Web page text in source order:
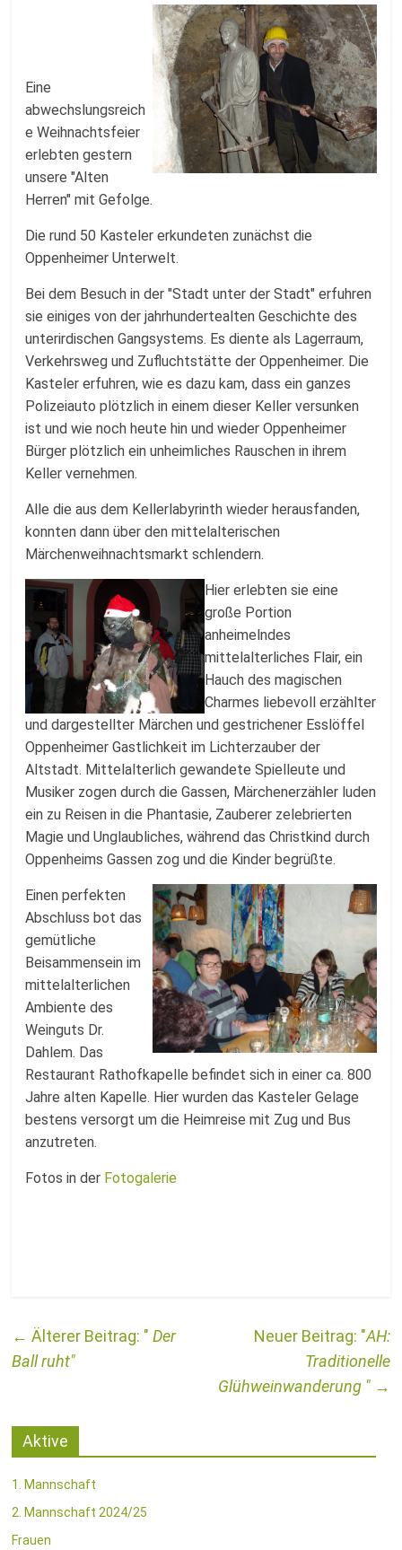
Eine
abwechslungsreich
e Weihnachtsfeier
erlebten gestern
unsere "Alten
Herren" mit Gefolge.
Die rund 50 Kasteler erkundeten zunächst die
Oppenheimer Unterwelt.
Bei dem Besuch in der "Stadt unter der Stadt" erfuhren
sie einiges von der jahrhundertealten Geschichte des
unterirdischen Gangsystems. Es diente als Lagerraum,
Verkehrsweg und Zufluchtstätte der Oppenheimer. Die
Kasteler erfuhren, wie es dazu kam, dass ein ganzes
Polizeiauto plötzlich in einem dieser Keller versunken
ist und wie noch heute hin und wieder Oppenheimer
Bürger plötzlich ein unheimliches Rauschen in ihrem
Keller vernehmen.
Alle die aus dem Kellerlabyrinth wieder herausfanden,
konnten dann über den mittelalterischen
Märchenweihnachtsmarkt schlendern.
Hier erlebten sie eine
große Portion
anheimelndes
mittelalterliches Flair, ein
Hauch des magischen
Charmes liebevoll erzählter
und dargestellter Märchen und gestrichener Esslöffel
Oppenheimer Gastlichkeit im Lichterzauber der
Altstadt. Mittelalterlich gewandete Spielleute und
Musiker zogen durch die Gassen, Märchenerzähler luden
ein zu Reisen in die Phantasie, Zauberer zelebrierten
Magie und Unglaubliches, während das Christkind durch
Oppenheims Gassen zog und die Kinder begrüßte.
Einen perfekten
Abschluss bot das
gemütliche
Beisammensein im
mittelalterlichen
Ambiente des
Weinguts Dr.
Dahlem. Das
Restaurant Rathofkapelle befindet sich in einer ca. 800
Jahre alten Kapelle. Hier wurden das Kasteler Gelage
bestens versorgt um die Heimreise mit Zug und Bus
anzutreten.
Fotos in der Fotogalerie
←
Der
Ball ruht
AH:
Traditionelle
Glühweinwanderung
→
Aktive
1. Mannschaft
2. Mannschaft 2024/25
Frauen